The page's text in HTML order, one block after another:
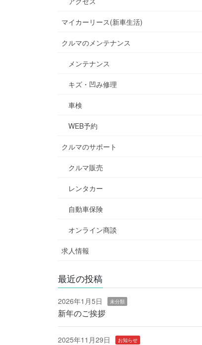
マイカーリース(新車生活)
クルマのメンテナンス
メンテナンス
キズ・凹み修理
車検
WEB予約
クルマのサポート
クルマ販売
レンタカー
自動車保険
オンライン商談
求人情報
最近の投稿
2026年1月5日 未分類
新年のご挨拶
2025年11月29日 お知らせ